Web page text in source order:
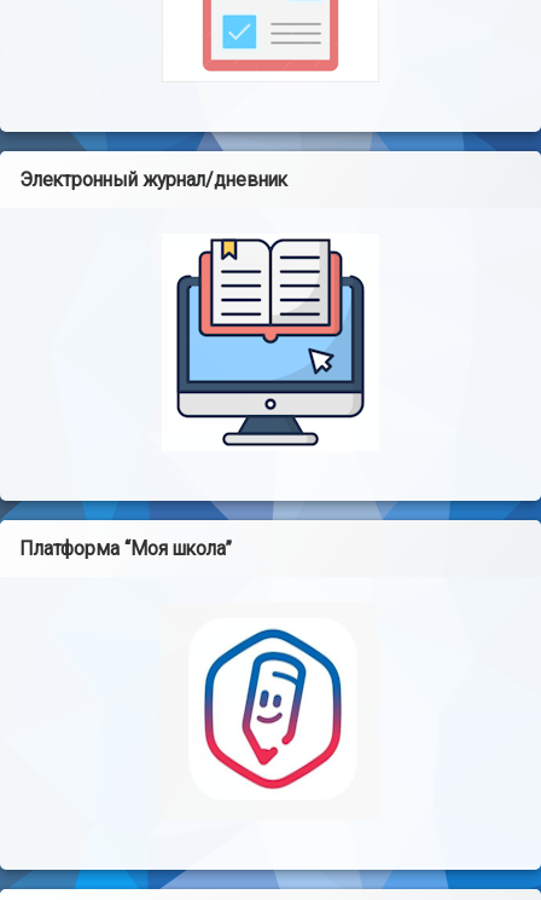
Электронный журнал/дневник
Платформа “Моя школа”